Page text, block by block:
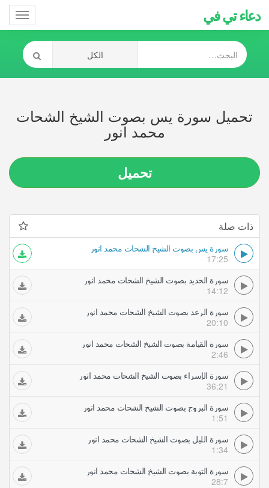
دعاء تي في
تحميل سورة يس بصوت الشيخ الشحات
محمد انور
تحميل
ذات صلة
سورة يس بصوت الشيخ الشحات محمد انور
17:25
سورة الحديد بصوت الشيخ الشحات محمد انور
14:12
سورة الرعد بصوت الشيخ الشحات محمد انور
20:10
سورة القيامة بصوت الشيخ الشحات محمد انور
2:46
سورة الإسراء بصوت الشيخ الشحات محمد انور
36:21
سورة البروج بصوت الشيخ الشحات محمد انور
1:51
سورة الليل بصوت الشيخ الشحات محمد انور
1:34
سورة التوبة بصوت الشيخ الشحات محمد انور
28:7